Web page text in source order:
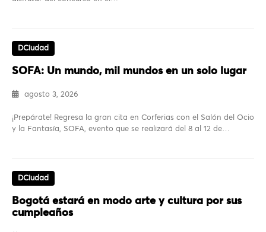
DCiudad
SOFA: Un mundo, mil mundos en un solo lugar
agosto 3, 2026
¡Prepárate! Regresa la gran cita en Corferias con el Salón del Ocio
y la Fantasía, SOFA, evento que se realizará del 8 al 12 de…
DCiudad
Bogotá estará en modo arte y cultura por sus
cumpleaños